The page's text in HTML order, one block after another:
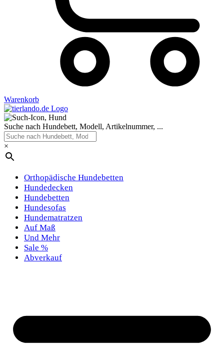
Warenkorb
Suche nach Hundebett, Modell, Artikelnummer, ...
×
Orthopädische Hundebetten
Hundedecken
Hundebetten
Hundesofas
Hundematratzen
Auf Maß
Und Mehr
Sale %
Abverkauf